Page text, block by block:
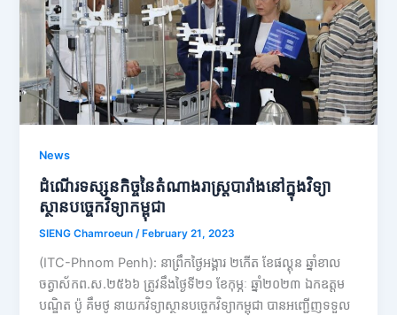
News
ដំណើរទស្សនកិច្ចនៃតំណាងរាស្រ្តបារាំងនៅក្នុងវិទ្យា
ស្ថានបច្ចេកវិទ្យាកម្ពុជា
SIENG Chamroeun/ February 21, 2023
(ITC-Phnom Penh): នាព្រឹកថ្ងៃអង្គារ ២កើត ខែផល្គុន ឆ្នាំខាល
ចត្វាស័កព.ស.២៥៦៦ ត្រូវនឹងថ្ងៃទី២១ ខែកុម្ភៈ ឆ្នាំ២០២៣ ឯកឧត្តម
បណ្ឌិត ប៉ូ គឹមថូ នាយកវិទ្យាស្ថានបច្ចេកវិទ្យាកម្ពុជា បានអញ្ជើញទទួល